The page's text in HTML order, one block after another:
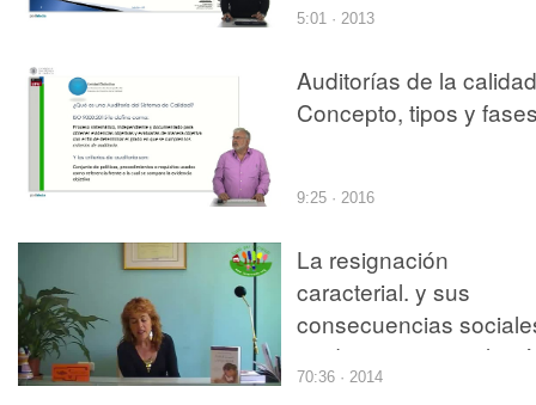
5:01 · 2013
Auditorías de la
Concepto, tipos y
9:25 · 2016
La resignación
caracterial. y sus
consecuencias
y educativas en
a la salu
70:36 · 2014